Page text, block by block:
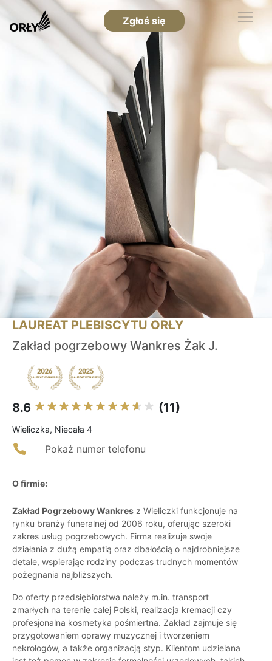
Zgłoś się
LAUREAT PLEBISCYTU ORŁY
Zakład pogrzebowy Wankres Żak J.
8.6 (11)
Wieliczka, Niecała 4
Pokaż numer telefonu
O firmie:
Zakład Pogrzebowy Wankres z Wieliczki funkcjonuje na
rynku branży funeralnej od 2006 roku, oferując szeroki
zakres usług pogrzebowych. Firma realizuje swoje
działania z dużą empatią oraz dbałością o najdrobniejsze
detale, wspierając rodziny podczas trudnych momentów
pożegnania najbliższych.
Do oferty przedsiębiorstwa należy m.in. transport
zmarłych na terenie całej Polski, realizacja kremacji czy
profesjonalna kosmetyka pośmiertna. Zakład zajmuje się
przygotowaniem oprawy muzycznej i tworzeniem
nekrologów, a także organizacją styp. Klientom udzielana